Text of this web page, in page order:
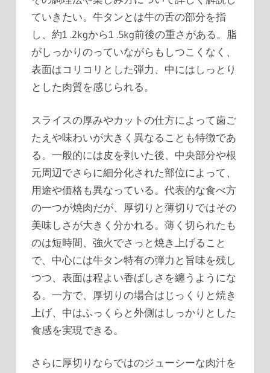
ていきたい。牛タンとは牛の舌の部分を指
し、約1 .2kgから1 .5kg前後の重さがある。脂
がしっかりのっていながらもしつこくなく、
表面はコリコリとした弾力、中にはしっとり
とした肉質を感じられる。
スライスの厚みやカットの仕方によって歯ご
たえや味わいが大きく異なることも特徴であ
る。一般的には皮を剥いた後、中央部分や根
元周辺でさらに細分化された部位によって、
用途や価格も異なっている。代表的な食べ方
の一つが焼肉だが、厚切りと薄切りではその
美味しさが大きく分かれる。薄く切られたも
のは短時間、強火でさっと焼き上げること
で、中心には牛タン特有の弾力と旨味を残し
つつ、表面は程よい香ばしさを纏うようにな
る。一方で、厚切りの場合はじっくりと焼き
上げ、中はふっくらと外側はしっかりとした
食感を実現できる。
さらに厚切りならではのジューシーな肉汁を